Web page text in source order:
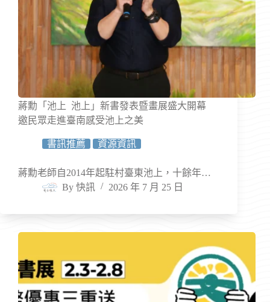
蔣勳「池上 池上」新書發表暨畫展盛大開幕
邀民眾走進臺南感受池上之美
書訊推薦 資源資訊
蔣勳老師自2014年起駐村臺東池上，十餘年…
By 快訊 2026 年 7 月 25 日